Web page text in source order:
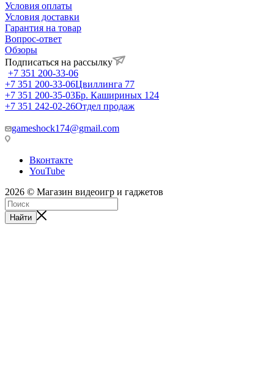
Условия оплаты
Условия доставки
Гарантия на товар
Вопрос-ответ
Обзоры
Подписаться на рассылку
+7 351 200-33-06
+7 351 200-33-06Цвиллинга 77
+7 351 200-35-03Бр. Кашириных 124
+7 351 242-02-26Отдел продаж
gameshock174@gmail.com
Вконтакте
YouTube
2026 © Магазин видеоигр и гаджетов
Найти